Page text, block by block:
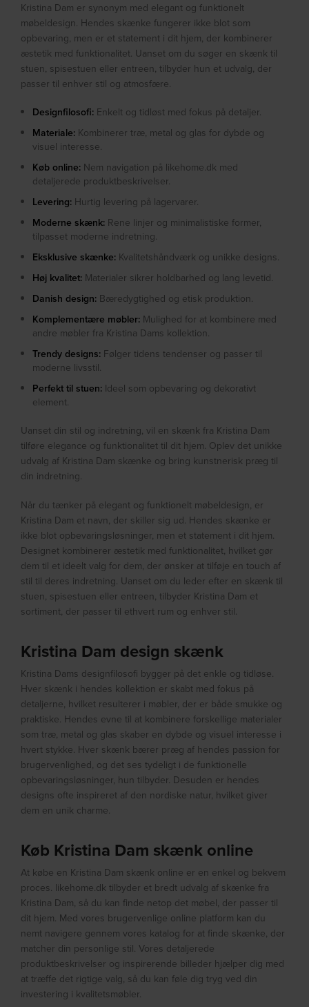
Kristina Dam er synonym med elegant og funktionelt
møbeldesign. Hendes skænke fungerer ikke blot som
opbevaring, men er et statement i dit hjem, der kombinerer
æstetik med funktionalitet. Uanset om du søger en skænk til
stuen, spisestuen eller entreen, tilbyder hun et udvalg, der
passer til enhver stil og atmosfære.
Designfilosofi: Enkelt og tidløst med fokus på detaljer.
Materiale: Kombinerer træ, metal og glas for dybde og
visuel interesse.
Køb online: Nem navigation på likehome.dk med
detaljerede produktbeskrivelser.
Levering: Hurtig levering på lagervarer.
Moderne skænk: Rene linjer og minimalistiske former,
tilpasset moderne indretning.
Eksklusive skænke: Kvalitetshåndværk og unikke designs.
Høj kvalitet: Materialer sikrer holdbarhed og lang levetid.
Danish design: Bæredygtighed og etisk produktion.
Komplementære møbler: Mulighed for at kombinere med
andre møbler fra Kristina Dams kollektion.
Trendy designs: Følger tidens tendenser og passer til
moderne livsstil.
Perfekt til stuen: Ideel som opbevaring og dekorativt
element.
Uanset din stil og indretning, vil en skænk fra Kristina Dam
tilføre elegance og funktionalitet til dit hjem. Oplev det unikke
udvalg af Kristina Dam skænke og bring kunstnerisk præg til
din indretning.
Når du tænker på elegant og funktionelt møbeldesign, er
Kristina Dam et navn, der skiller sig ud. Hendes skænke er
ikke blot opbevaringsløsninger, men et statement i dit hjem.
Designet kombinerer æstetik med funktionalitet, hvilket gør
dem til et ideelt valg for dem, der ønsker at tilføje en touch af
stil til deres indretning. Uanset om du leder efter en skænk til
stuen, spisestuen eller entreen, tilbyder Kristina Dam et
sortiment, der passer til ethvert rum og enhver stil.
Kristina Dam design skænk
Kristina Dams designfilosofi bygger på det enkle og tidløse.
Hver skænk i hendes kollektion er skabt med fokus på
detaljerne, hvilket resulterer i møbler, der er både smukke og
praktiske. Hendes evne til at kombinere forskellige materialer
som træ, metal og glas skaber en dybde og visuel interesse i
hvert stykke. Hver skænk bærer præg af hendes passion for
brugervenlighed, og det ses tydeligt i de funktionelle
opbevaringsløsninger, hun tilbyder. Desuden er hendes
designs ofte inspireret af den nordiske natur, hvilket giver
dem en unik charme.
Køb Kristina Dam skænk online
At købe en Kristina Dam skænk online er en enkel og bekvem
proces. likehome.dk tilbyder et bredt udvalg af skænke fra
Kristina Dam, så du kan finde netop det møbel, der passer til
dit hjem. Med vores brugervenlige online platform kan du
nemt navigere gennem vores katalog for at finde skænke, der
matcher din personlige stil. Vores detaljerede
produktbeskrivelser og inspirerende billeder hjælper dig med
at træffe det rigtige valg, så du kan føle dig tryg ved din
investering i kvalitetsmøbler.